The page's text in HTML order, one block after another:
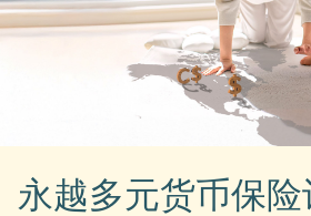
永越多元货币保